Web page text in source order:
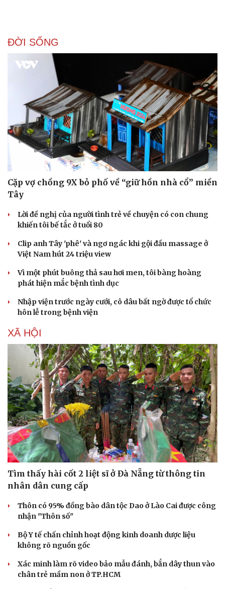
ĐỜI SỐNG
Cặp vợ chồng 9X bỏ phố về “giữ hồn nhà cổ” miền
Tây
Lời đề nghị của người tình trẻ về chuyện có con chung
khiến tôi bế tắc ở tuổi 80
Clip anh Tây 'phê' và ngơ ngác khi gội đầu massage ở
Việt Nam hút 24 triệu view
Vì một phút buông thả sau hơi men, tôi bàng hoàng
phát hiện mắc bệnh tình dục
Nhập viện trước ngày cưới, cô dâu bất ngờ được tổ chức
hôn lễ trong bệnh viện
XÃ HỘI
Tìm thấy hài cốt 2 liệt sĩ ở Đà Nẵng từ thông tin
nhân dân cung cấp
Thôn có 95% đồng bào dân tộc Dao ở Lào Cai được công
nhận "Thôn số"
Bộ Y tế chấn chỉnh hoạt động kinh doanh dược liệu
không rõ nguồn gốc
Xác minh làm rõ video bảo mẫu đánh, bắn dây thun vào
chân trẻ mầm non ở TP.HCM